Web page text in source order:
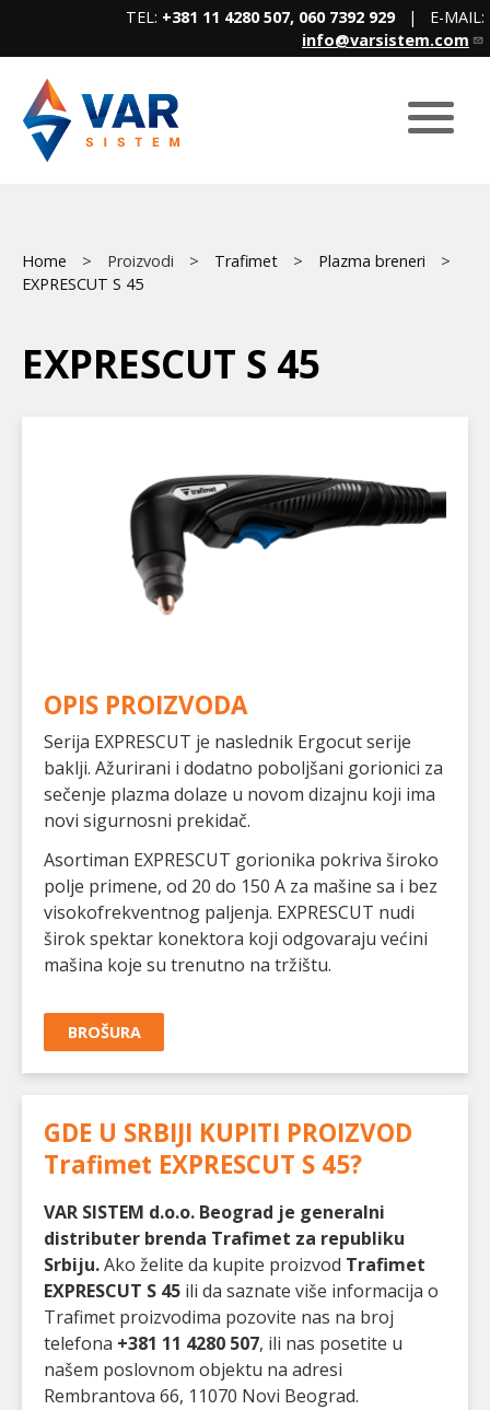
content
TEL: +381 11 4280 507, 060 7392 929| E-MAIL:
info@varsistem.com
Main
Breadcrumb
Home Proizvodi Trafimet
Plazma breneri
EXPRESCUT S 45
EXPRESCUT S 45
OPIS PROIZVODA
Serija EXPRESCUT je naslednik Ergocut serije
baklji. Ažurirani i dodatno poboljšani gorionici za
sečenje plazma dolaze u novom dizajnu koji ima
novi sigurnosni prekidač.
Asortiman EXPRESCUT gorionika pokriva široko
polje primene, od 20 do 150 A za mašine sa i bez
visokofrekventnog paljenja. EXPRESCUT nudi
širok spektar konektora koji odgovaraju većini
mašina koje su trenutno na tržištu.
BROŠURA
GDE U SRBIJI KUPITI PROIZVOD
Trafimet EXPRESCUT S 45?
VAR SISTEM d.o.o. Beograd je generalni
distributer brenda Trafimet za republiku
Srbiju.Ako želite da kupite proizvod Trafimet
EXPRESCUT S 45 ili da saznate više informacija o
Trafimet proizvodima pozovite nas na broj
telefona +381 11 4280 507, ili nas posetite u
našem poslovnom objektu na adresi
Rembrantova 66, 11070 Novi Beograd.